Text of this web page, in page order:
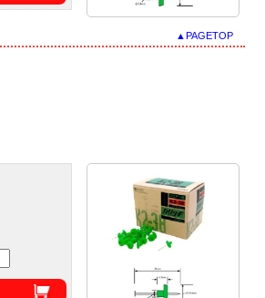
▲PAGETOP